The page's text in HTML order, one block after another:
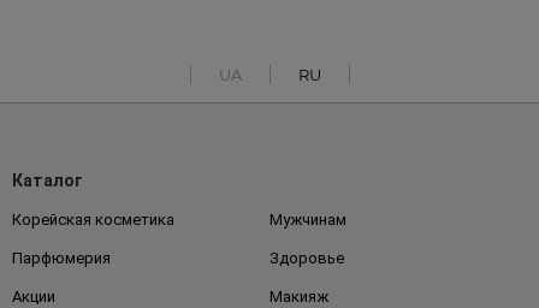
UA RU
Каталог
Корейская косметика Мужчинам
Парфюмерия Здоровье
Акции Макияж